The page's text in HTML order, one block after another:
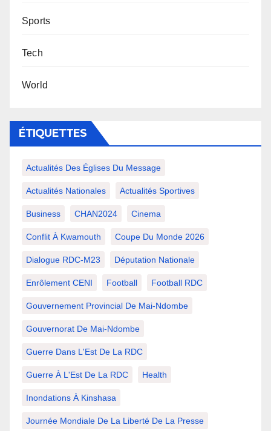
Sports
Tech
World
ÉTIQUETTES
Actualités Des Églises Du Message
Actualités Nationales Actualités Sportives
Business CHAN2024 Cinema
Conflit À Kwamouth Coupe Du Monde 2026
Dialogue RDC-M23 Députation Nationale
Enrôlement CENI Football Football RDC
Gouvernement Provincial De Mai-Ndombe
Gouvernorat De Mai-Ndombe
Guerre Dans L'Est De La RDC
Guerre À L'Est De La RDC Health
Inondations À Kinshasa
Journée Mondiale De La Liberté De La Presse